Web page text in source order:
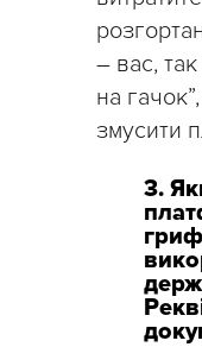
– вас,
на
змусити
3.